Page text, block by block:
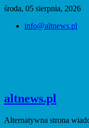
Skip
content
środa, 05 sierpnia, 2026
info@altnews.pl
altnews.pl
Alternatywna strona